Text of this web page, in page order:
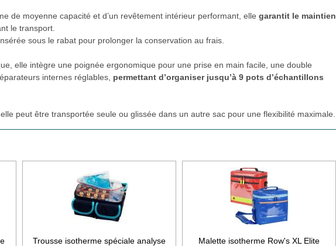
de moyenne capacité et d’un revêtement intérieur performant, elle garantit le maintien
le transport.
sous le rabat pour prolonger la conservation au frais.
elle intègre une poignée ergonomique pour une prise en main facile, une double
internes réglables, permettant d’organiser jusqu’à 9 pots d’échantillons
, elle peut être transportée seule ou glissée dans un autre sac pour une flexibilité maximale.
Trousse isotherme spéciale analyse
Malette isotherme Row's XL Elite